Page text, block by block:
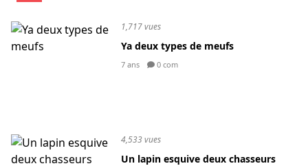
1,717 vues
Ya deux types de meufs
7 ans 0 com
4,533 vues
Un lapin esquive deux chasseurs